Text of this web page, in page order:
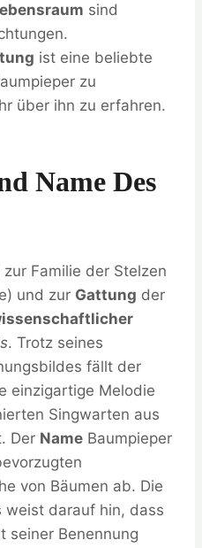
sind
ist eine beliebte
zu
über ihn zu erfahren.
Name Des
Familie der Stelzen
und zur Gattung der
. Trotz seines
fällt der
einzigartige Melodie
Singwarten aus
Der Name Baumpieper
von Bäumen ab. Die
darauf hin, dass
seiner Benennung